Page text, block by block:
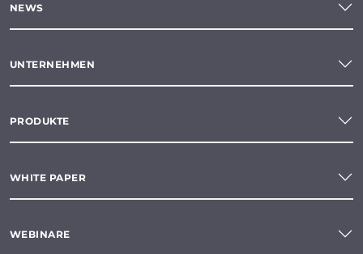
NEWS
UNTERNEHMEN
PRODUKTE
WHITE PAPER
WEBINARE